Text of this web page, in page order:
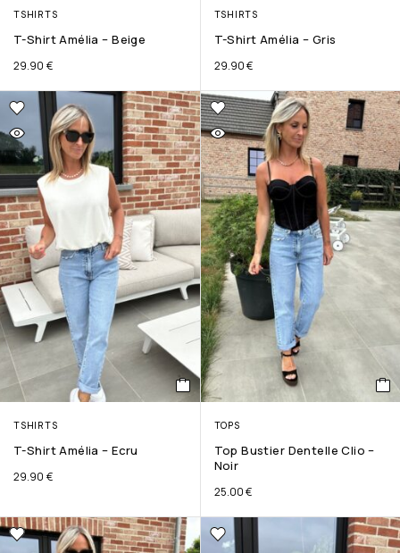
TSHIRTS
T-Shirt Amélia – Beige
29.90 €
TSHIRTS
T-Shirt Amélia – Gris
29.90€
TSHIRTS
T-Shirt Amélia – Ecru
29.90 €
TOPS
Top Bustier Dentelle Clio –
Noir
25.00€